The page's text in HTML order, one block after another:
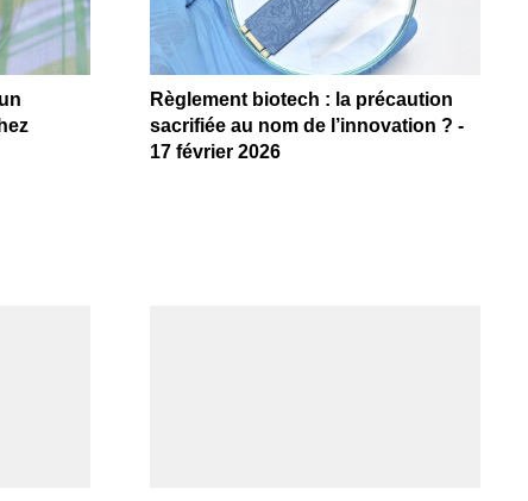
Règlement biotech : la précaution
sacrifiée au nom de l’innovation ? -
17 février 2026